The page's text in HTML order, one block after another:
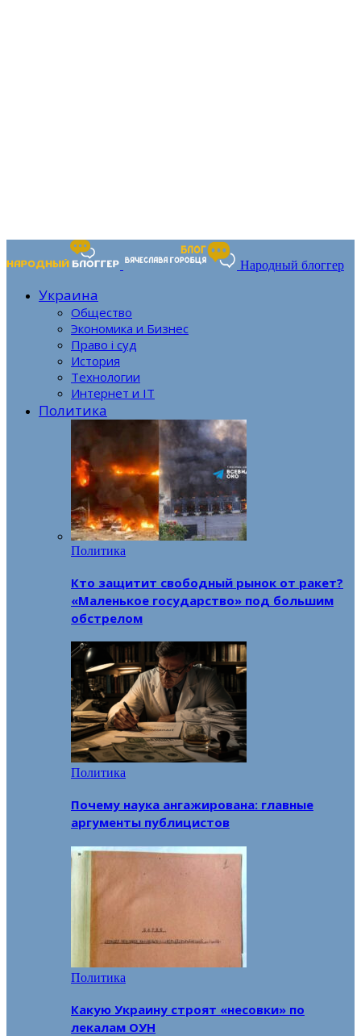
Народный блоггер
Украина
Общество
Экономика и Бизнес
Право і суд
История
Технологии
Интернет и IT
Политика
Политика
Кто защитит свободный рынок от ракет?
«Маленькое государство» под большим
обстрелом
Политика
Почему наука ангажирована: главные
аргументы публицистов
Политика
Какую Украину строят «несовки» по
лекалам ОУН